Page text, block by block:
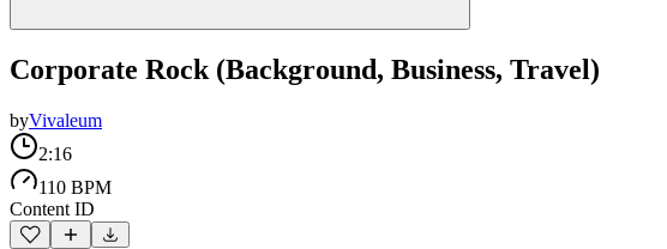
Corporate Rock (Background, Business, Travel)
byVivaleum
2:16
110 BPM
Content ID